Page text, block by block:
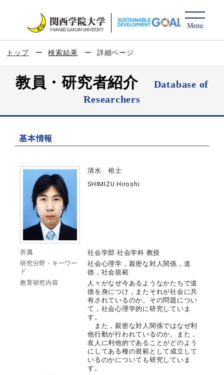
トップ 検索結果 詳細ページ
教員・研究者紹介
Database of
Researchers
基本情報
清水 裕士
SHIMIZU Hiroshi
所属 社会学部 社会学科 教授
研究分野・キーワー
ド
社会心理学，親密な対人関係，道
徳，社会規範
教育研究内容
人々がなぜ今あるようなかたちで道
徳を身につけ，またそれが社会に共
有されているのか。その問題につい
て，社会心理学的に研究していま
す。
また，親密な対人関係ではなぜ利
他行動が行われているのか。また，
友人に利他的であることがどのよう
にしてある種の規範として成立して
いるのかについても研究していま
す。